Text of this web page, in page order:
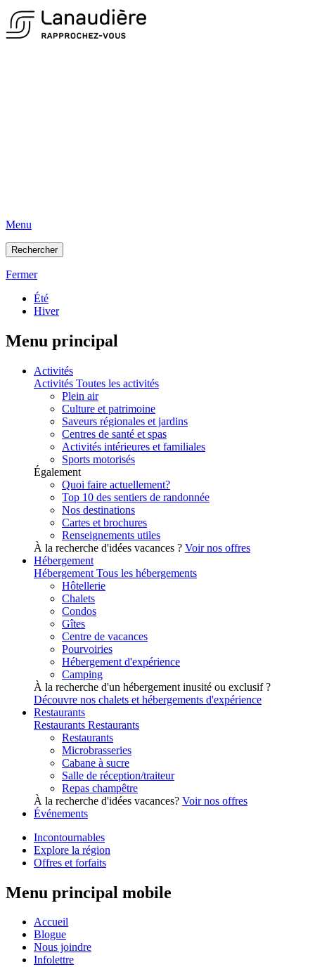
Menu
Rechercher
Fermer
Été
Hiver
Menu principal
Activités
Activités Toutes les activités
Plein air
Culture et patrimoine
Saveurs régionales et jardins
Centres de santé et spas
Activités intérieures et familiales
Sports motorisés
Également
Quoi faire actuellement?
Top 10 des sentiers de randonnée
Nos destinations
Cartes et brochures
Renseignements utiles
À la recherche d'idées vacances ? Voir nos offres
Hébergement
Hébergement Tous les hébergements
Hôtellerie
Chalets
Condos
Gîtes
Centre de vacances
Pourvoiries
Hébergement d'expérience
Camping
À la recherche d'un hébergement inusité ou exclusif ?
Découvre nos chalets et hébergements d'expérience
Restaurants
Restaurants Restaurants
Restaurants
Microbrasseries
Cabane à sucre
Salle de réception/traiteur
Repas champêtre
À la recherche d'idées vacances? Voir nos offres
Événements
Incontournables
Explore la région
Offres et forfaits
Menu principal mobile
Accueil
Blogue
Nous joindre
Infolettre